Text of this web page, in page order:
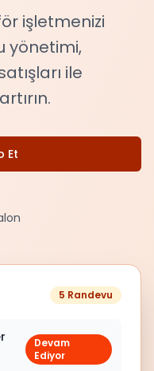
işletmenizi
yönetimi,
ile
Et
5 Randevu
Devam
Ediyor